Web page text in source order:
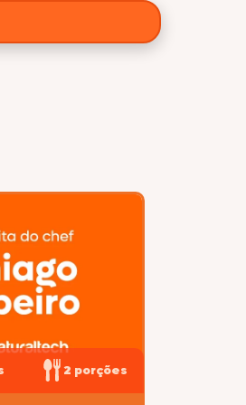
2 porções